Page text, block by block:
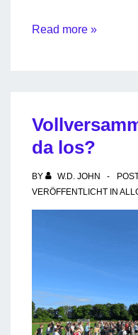
Abschluss
Abschied
sind
hochgeladen…)
Read more »
da los?
BY W.D. JOHN
VERÖFFENTLICHT IN